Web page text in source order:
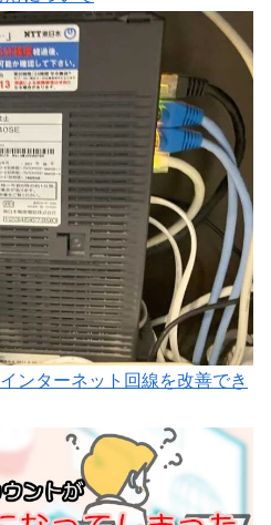
ンターネット回線を改善でき